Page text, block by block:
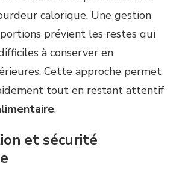
calorique. Une gestion
prévient les restes qui
à conserver en
Cette approche permet
tout en restant attentif
.
et sécurité